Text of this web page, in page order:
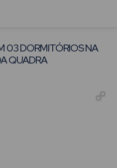
03 DORMITÓRIOS NA
QUADRA